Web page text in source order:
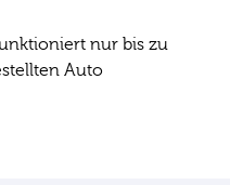
nur bis zu
Auto